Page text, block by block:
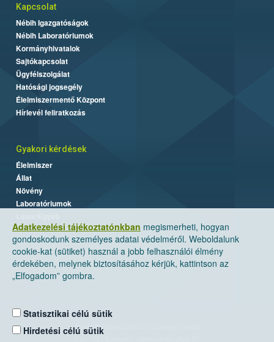
Adatkezelési tájékoztatónkban megismerheti, hogyan
gondoskodunk személyes adatai védelméről. Weboldalunk
cookie-kat (sütiket) használ a jobb felhasználói élmény
érdekében, melynek biztosításához kérjük, kattintson az
„Elfogadom” gombra.
Statisztikai célú sütik
Hirdetési célú sütik
Kapcsolat
Nébih Igazgatóságok
Nébih Laboratóriumok
Kormányhivatalok
Sajtókapcsolat
Ügyfélszolgálat
Hatósági jogsegély
Élelmiszermentő Központ
Hírlevél feliratkozás
Gyakori kérdések
Élelmiszer
Állat
Növény
Laboratóriumok
Nemzeti Élelmiszerlánc-biztonsági Hivatal